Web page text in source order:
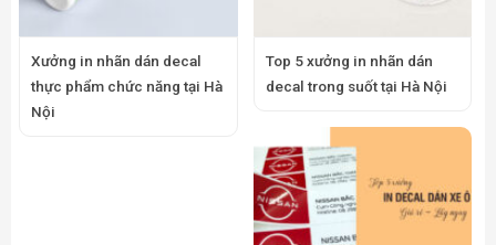
Xưởng in nhãn dán decal
thực phẩm chức năng tại Hà
Nội
Top 5 xưởng in nhãn dán
decal trong suốt tại Hà Nội